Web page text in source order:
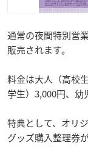
通常の夜間特別営
販売されます。
料金は大人（高校
学生）3,000円、幼
特典として、オリ
グッズ購入整理券